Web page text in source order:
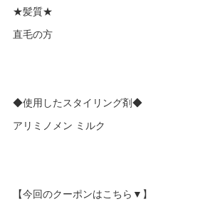
★髪質★
直毛の方
◆使用したスタイリング剤◆
アリミノメン ミルク
【今回のクーポンはこちら▼】